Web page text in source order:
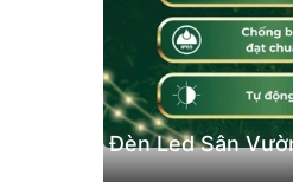
Đèn Led Sân